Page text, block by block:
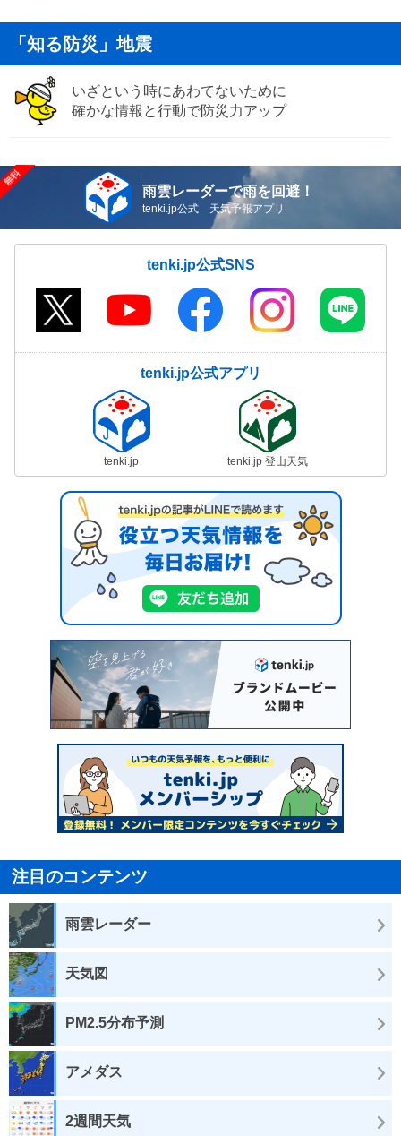
「知る防災」地震
いざという時にあわてないために
確かな情報と行動で防災力アップ
雨雲レーダーで雨を回避！
tenki.jp公式 天気予報アプリ
tenki.jp公式SNS
tenki.jp公式アプリ
tenki.jp tenki.jp 登山天気
注目のコンテンツ
雨雲レーダー
天気図
PM2.5分布予測
アメダス
2週間天気